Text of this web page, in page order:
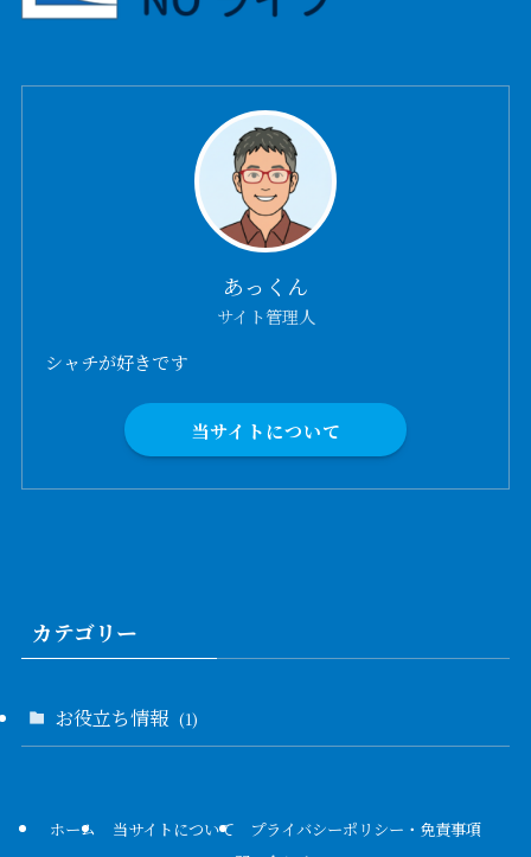
あっくん
サイト管理人
シャチが好きです
当サイトについて
カテゴリー
お役立ち情報 (1)
ホーム 当サイトについて
プライバシーポリシー・免責事項